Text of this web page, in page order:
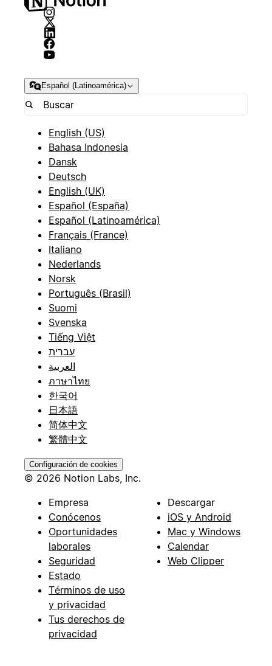
Español (Latinoamérica)
English (US)
Bahasa Indonesia
Dansk
Deutsch
English (UK)
Español (España)
Español (Latinoamérica)
Français (France)
Italiano
Nederlands
Norsk
Português (Brasil)
Suomi
Svenska
Tiếng Việt
עברית
العربية
ภาษาไทย
한국어
日本語
简体中文
繁體中文
Configuración de cookies
© 2026 Notion Labs, Inc.
Empresa
Conócenos
Oportunidades
laborales
Seguridad
Estado
Términos de uso
y privacidad
Tus derechos de
privacidad
Descargar
iOS y Android
Mac y Windows
Calendar
Web Clipper